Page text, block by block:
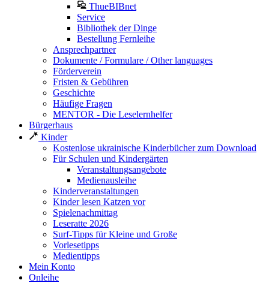
ThueBIBnet
Service
Bibliothek der Dinge
Bestellung Fernleihe
Ansprechpartner
Dokumente / Formulare / Other languages
Förderverein
Fristen & Gebühren
Geschichte
Häufige Fragen
MENTOR - Die Leselernhelfer
Bürgerhaus
Kinder
Kostenlose ukrainische Kinderbücher zum Download
Für Schulen und Kindergärten
Veranstaltungsangebote
Medienausleihe
Kinderveranstaltungen
Kinder lesen Katzen vor
Spielenachmittag
Leseratte 2026
Surf-Tipps für Kleine und Große
Vorlesetipps
Medientipps
Mein Konto
Onleihe